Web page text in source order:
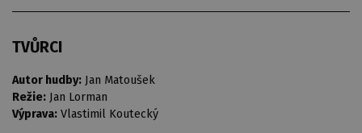
TVŮRCI
Autor hudby: Jan Matoušek
Režie: Jan Lorman
Výprava: Vlastimil Koutecký